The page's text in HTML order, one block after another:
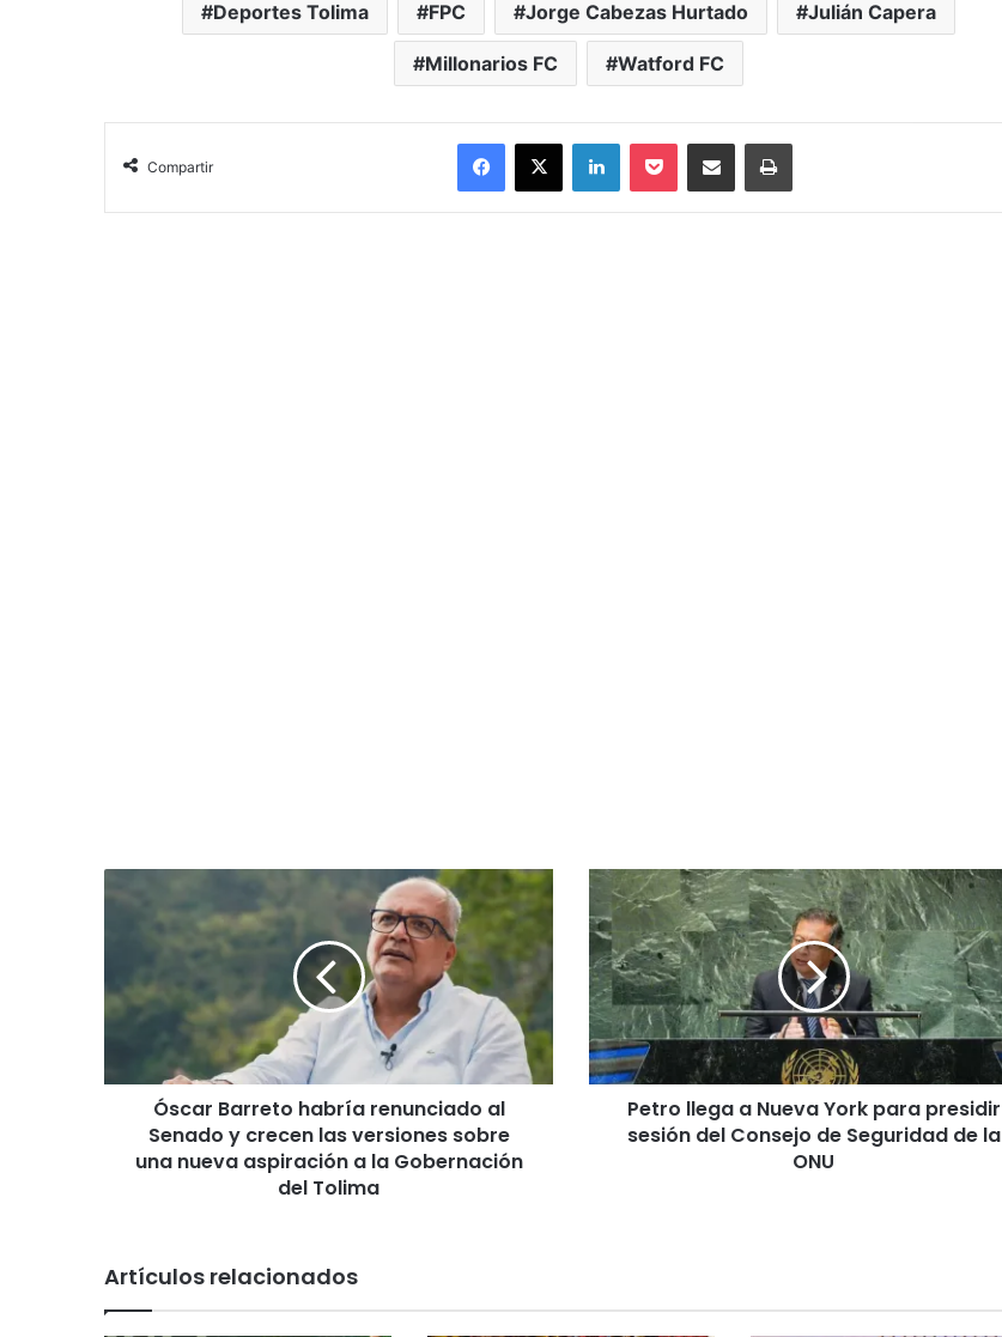
Deportes Tolima FPC Jorge Cabezas Hurtado Julián Capera
Millonarios FC Watford FC
Compartir
r
í
a
Óscar Barreto habría renunciado al
Senado y crecen las versiones sobre
una nueva aspiración a la Gobernación
del Tolima
P
e
t
o
l
e
g
o
Petro llega a Nueva York para presidir
sesión del Consejo de Seguridad de la
ONU
Artículos relacionados